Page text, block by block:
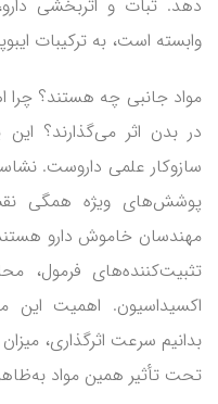
دهد. ثبات و اثربخشی
وابسته است، به ترکیبات
مواد جانبی چه هستند؟ چرا
در بدن اثر می‌گذارند؟
سازوکار علمی داروست.
پوشش‌های ویژه همگی نقشی
مهندسان خاموش دارو
تثبیت‌کننده‌های فرمول،
اکسیداسیون. اهمیت این
بدانیم سرعت اثرگذاری،
تحت تأثیر همین مواد به‌ظاهر